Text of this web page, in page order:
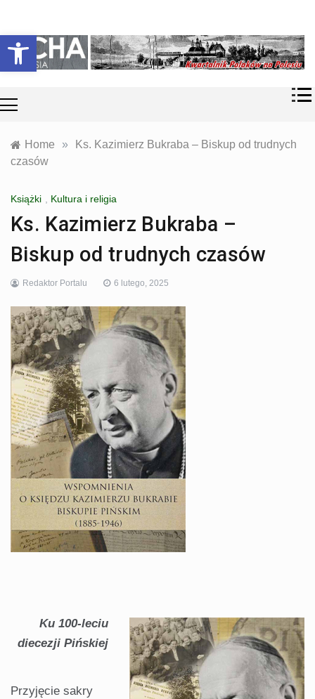
Otwórz pasek narzędzi
content
Echa
Polesia
współczesność
Polaków na
Polesiu.
Home »
Ks. Kazimierz Bukraba – Biskup od trudnych
czasów
Książki , Kultura i religia
Ks. Kazimierz Bukraba –
Biskup od trudnych czasów
Redaktor Portalu 6 lutego, 2025
Ku 100-leciu
diecezji Pińskiej
Przyjęcie sakry